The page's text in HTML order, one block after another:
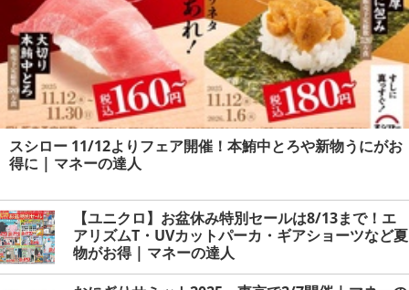
スシロー 11/12よりフェア開催！本鮪中とろや新物うにがお
得に | マネーの達人
【ユニクロ】お盆休み特別セールは8/13まで！エ
アリズムT・UVカットパーカ・ギアショーツなど夏
物がお得 | マネーの達人